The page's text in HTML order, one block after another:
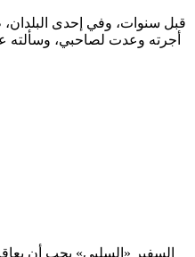
قبل سنوات، وفي إحدى
أجرته وعدت لصاحبي، وسألته
السفير «السلبي» يجب أن